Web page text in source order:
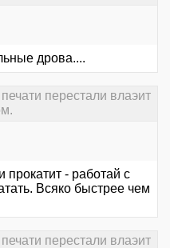
дрова....
перестали влаэит
прокатит - работай с
Всяко быстрее чем
перестали влаэит